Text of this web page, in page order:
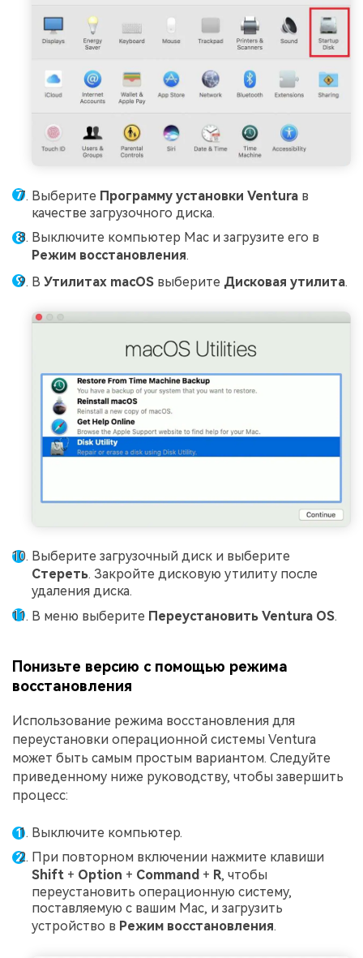
Выберите Программу установки Ventura в
качестве загрузочного диска.
Выключите компьютер Mac и загрузите его в
Режим восстановления.
В Утилитах macOS выберите Дисковая утилита.
Выберите загрузочный диск и выберите
Стереть. Закройте дисковую утилиту после
удаления диска.
В меню выберите Переустановить Ventura OS.
Понизьте версию с помощью режима
восстановления
Использование режима восстановления для
переустановки операционной системы Ventura
может быть самым простым вариантом. Следуйте
приведенному ниже руководству, чтобы завершить
процесс:
Выключите компьютер.
При повторном включении нажмите клавиши
Shift + Option + Command + R, чтобы
переустановить операционную систему,
поставляемую с вашим Mac, и загрузить
устройство в Режим восстановления.